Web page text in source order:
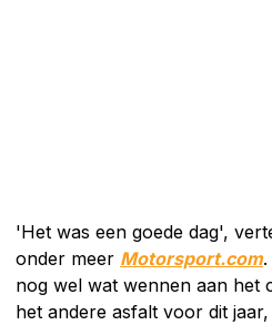
'Het was een goede dag',
onder meer Motorsport.com.
nog wel wat wennen aan het
het andere asfalt voor dit